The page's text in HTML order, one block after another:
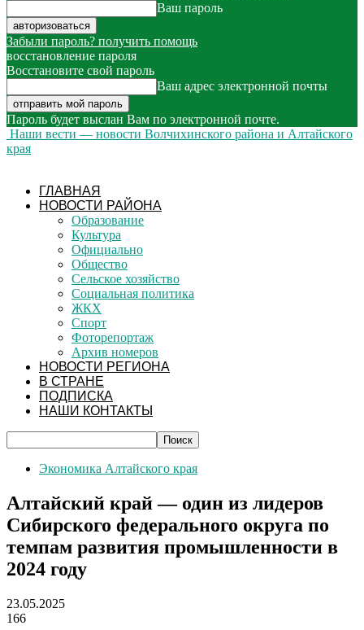
Ваш пароль
Забыли пароль? получить помощь
восстановление пароля
Восстановите свой пароль
Ваш адрес электронной почты
Пароль будет выслан Вам по электронной почте.
Наши вести — новости Волчихинского района и Алтайского
края
ГЛАВНАЯ
НОВОСТИ РАЙОНА
Образование
Культура
Официально
Общество
Сельское хозяйство
Социальная политика
ЖКХ
Спорт
Фоторепортаж
Архив номеров
НОВОСТИ РЕГИОНА
В СТРАНЕ
ПОДПИСКА
НАШИ КОНТАКТЫ
Экономика Алтайского края
Алтайский край — один из лидеров
Сибирского федерального округа по
темпам развития промышленности в
2024 году
23.05.2025
166